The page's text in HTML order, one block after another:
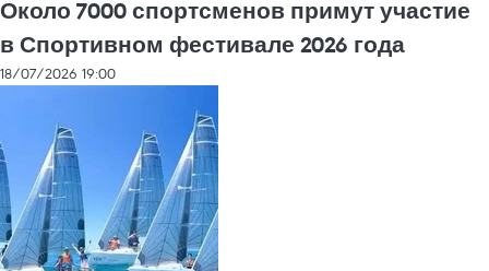
Около 7000 спортсменов примут участие
в Спортивном фестивале 2026 года
18/07/2026 19:00